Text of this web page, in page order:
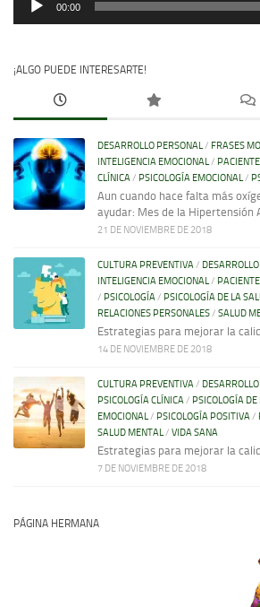
00:00
¡ALGO PUEDE INTERESARTE!
DESARROLLO PERSONAL / FRASES
INTELIGENCIA EMOCIONAL /
CLÍNICA / PSICOLOGÍA EMOCIONAL /
Aun cuando hace falta más
ayudar: Mes de la Hipertensión
21 DE NOVIEMBRE DE 2018
CULTURA PREVENTIVA /
INTELIGENCIA EMOCIONAL /
/ PSICOLOGÍA / PSICOLOGÍA DE LA
RELACIONES PERSONALES / SALUD
Estrategias para mejorar la
14 DE NOVIEMBRE DE 2018
CULTURA PREVENTIVA /
PSICOLOGÍA CLÍNICA / PSICOLOGÍA
EMOCIONAL / PSICOLOGÍA POSITIVA /
SALUD MENTAL / VIDA SANA
Estrategias para mejorar la
7 DE NOVIEMBRE DE 2018
PÁGINA HERMANA